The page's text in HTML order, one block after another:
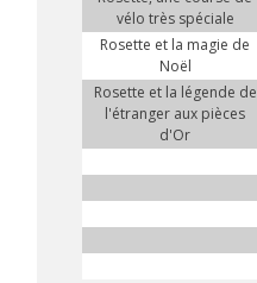
vélo très spéciale
Rosette et la magie de
Noël
Rosette et la légende de
l'étranger aux pièces
d'Or